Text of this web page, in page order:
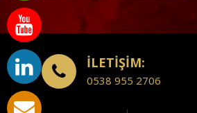
İLETİŞİM:
0538 955 2706